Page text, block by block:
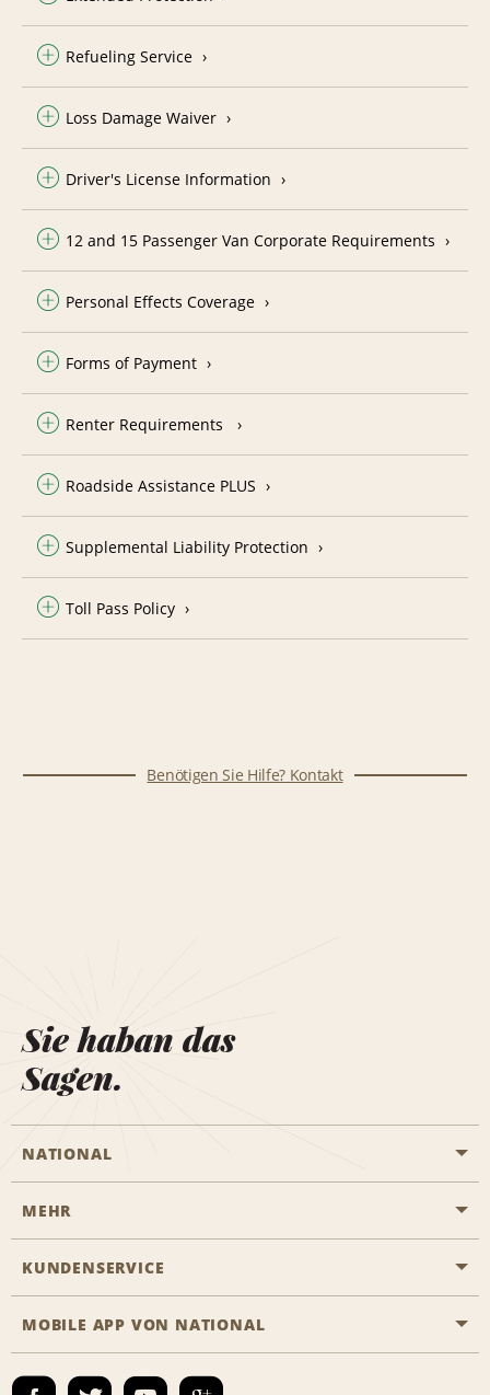
Refueling Service
Loss Damage Waiver
Driver's License Information
12 and 15 Passenger Van Corporate Requirements
Personal Effects Coverage
Forms of Payment
Renter Requirements
Roadside Assistance PLUS
Supplemental Liability Protection
Toll Pass Policy
Benötigen Sie Hilfe? Kontakt
Sie haban das
Sagen.
NATIONAL
Eine Reservierung vornehmen
Das Business Rental Programm
Emerald Club Anmelden
MEHR
Karriere
KUNDENSERVICE
Barrierefreiheit
MOBILE APP VON NATIONAL